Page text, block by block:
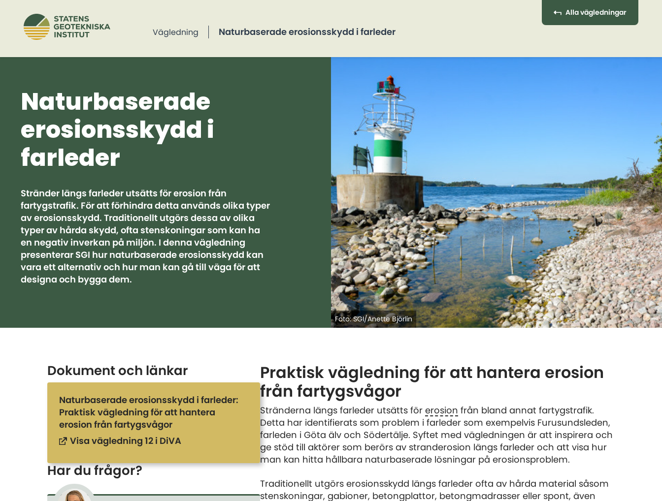
Vägledning Naturbaserade erosionsskydd i farleder
Alla vägledningar
Foto: SGI/Anette Björlin
Naturbaserade
erosionsskydd i
farleder
Stränder längs farleder utsätts för erosion från
fartygstrafik. För att förhindra detta används olika typer
av erosionsskydd. Traditionellt utgörs dessa av olika
typer av hårda skydd, ofta stenskoningar som kan ha
en negativ inverkan på miljön. I denna vägledning
presenterar SGI hur naturbaserade erosionsskydd kan
vara ett alternativ och hur man kan gå till väga för att
designa och bygga dem.
Dokument och länkar
Naturbaserade erosionsskydd i farleder:
Praktisk vägledning för att hantera
erosion från fartygsvågor
Visa vägledning 12 i DiVA
Har du frågor?
Praktisk vägledning för att hantera erosion
från fartygsvågor
Stränderna längs farleder utsätts för erosion från bland annat fartygstrafik.
Detta har identifierats som problem i farleder som exempelvis Furusundsleden,
farleden i Göta älv och Södertälje. Syftet med vägledningen är att inspirera och
ge stöd till aktörer som berörs av stranderosion längs farleder och att visa hur
man kan hitta hållbara naturbaserade lösningar på erosionsproblem.
Traditionellt utgörs erosionsskydd längs farleder ofta av hårda material såsom
stenskoningar, gabioner, betongplattor, betongmadrasser eller spont, även